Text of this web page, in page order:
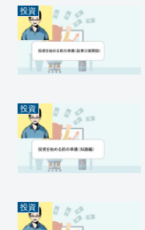
投資
投資
投資